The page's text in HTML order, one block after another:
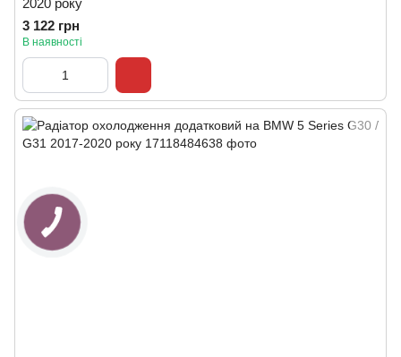
2020 року
3 122 грн
В наявності